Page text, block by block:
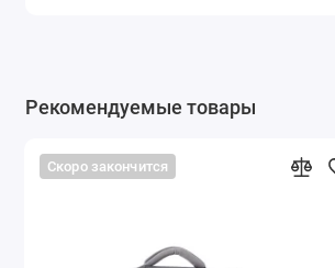
Рекомендуемые товары
Скоро закончится